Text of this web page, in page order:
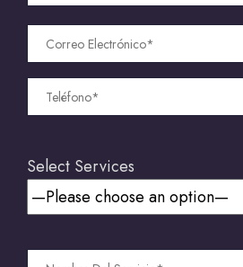
Select Services